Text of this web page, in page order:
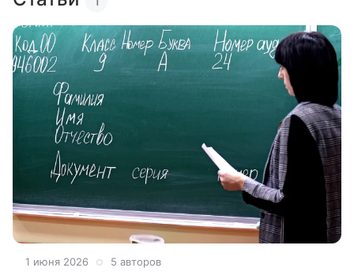
1 июня 2026 5 авторов